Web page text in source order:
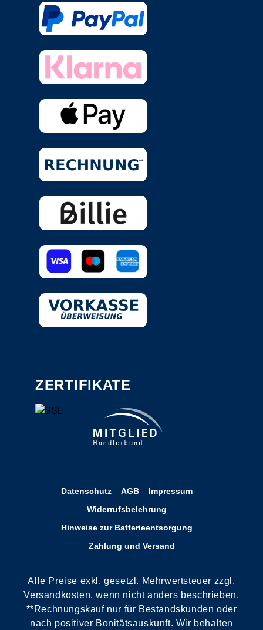
ZERTIFIKATE
Datenschutz AGB
Impressum
Widerrufsbelehrung
Hinweise zur Batterieentsorgung
Zahlung und Versand
Alle Preise exkl. gesetzl. Mehrwertsteuer zzgl.
Versandkosten, wenn nicht anders beschrieben.
**Rechnungskauf nur für Bestandskunden oder
nach positiver Bonitätsauskunft. Wir behalten